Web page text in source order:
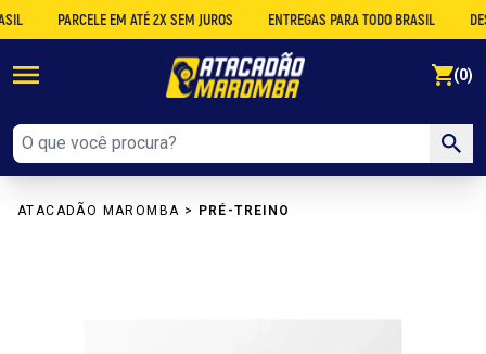
PARCELE EM ATÉ 2X SEM JUROS ENTREGAS PARA TODO BRASIL
(0)
ATACADÃO MAROMBA > PRÉ-TREINO